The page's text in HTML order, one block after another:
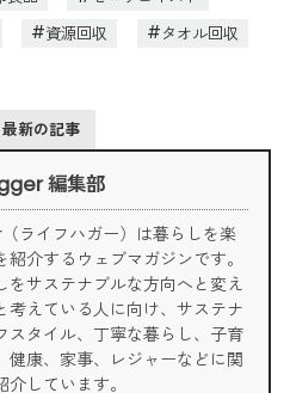
資源回収 タオル回収
最新の記事
編集部
ライフハガー）は暮らしを楽
紹介するウェブマガジンです。
をサステナブルな方向へと変え
考えている人に向け、サステナ
スタイル、丁寧な暮らし、子育
健康、家事、レジャーなどに関
しています。